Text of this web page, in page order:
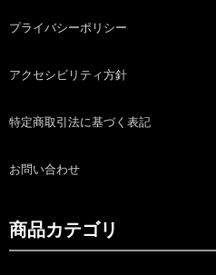
プライバシーポリシー
アクセシビリティ方針
特定商取引法に基づく表記
お問い合わせ
商品カテゴリ